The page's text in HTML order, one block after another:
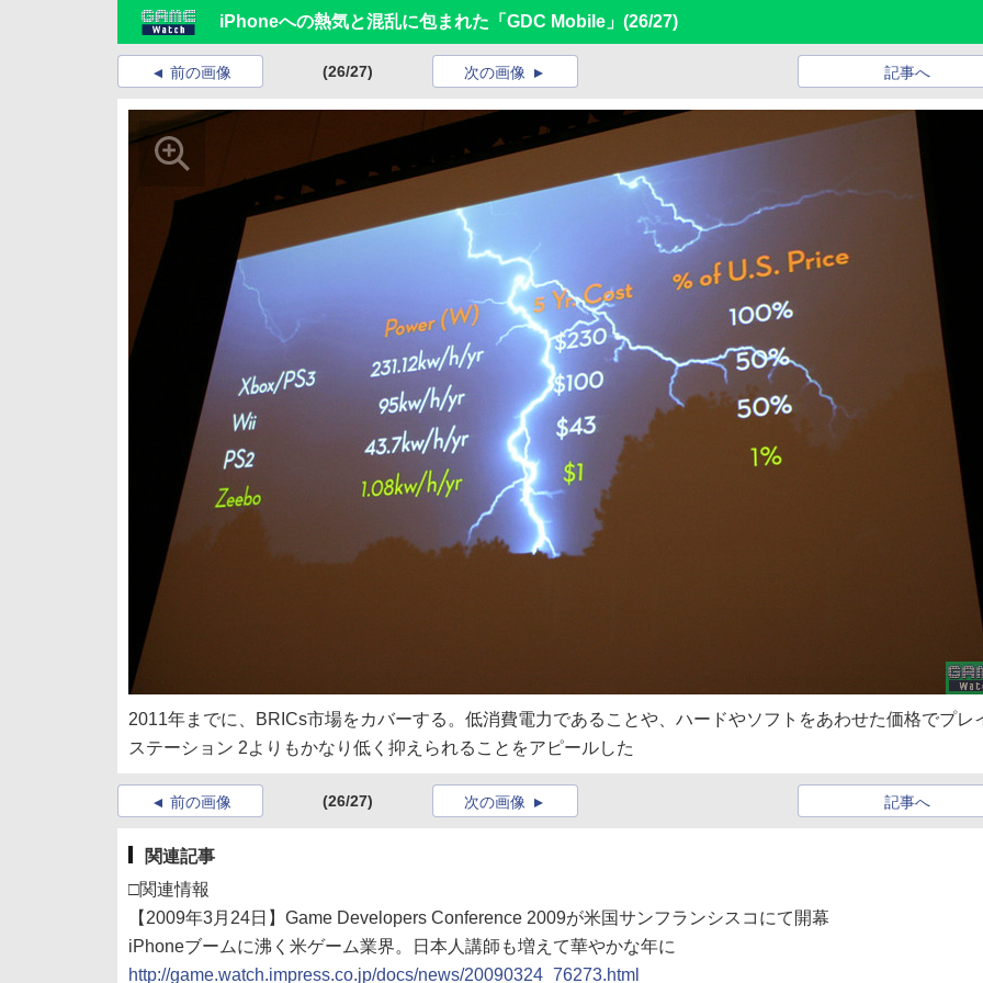
iPhoneへの熱気と混乱に包まれた「GDC Mobile」 (26/27)
前の画像 (26/27) 記事へ
次の画像
2011年までに、BRICs市場をカバーする。低消費電力であることや、ハードやソフトをあわせた価格でプレ
ステーション 2よりもかなり低く抑えられることをアピールした
前の画像 (26/27) 記事へ
次の画像
関連記事
□関連情報
【2009年3月24日】Game Developers Conference 2009が米国サンフランシスコにて開幕
iPhoneブームに沸く米ゲーム業界。日本人講師も増えて華やかな年に
http://game.watch.impress.co.jp/docs/news/20090324_76273.html